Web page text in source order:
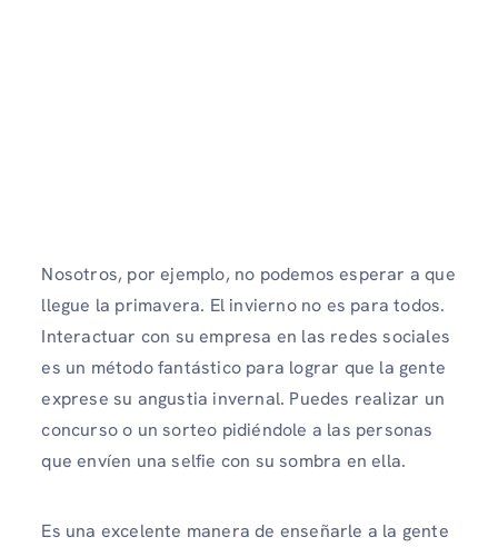
Nosotros, por ejemplo, no podemos esperar a que
llegue la primavera. El invierno no es para todos.
Interactuar con su empresa en las redes sociales
es un método fantástico para lograr que la gente
exprese su angustia invernal. Puedes realizar un
concurso o un sorteo pidiéndole a las personas
que envíen una selfie con su sombra en ella.
Es una excelente manera de enseñarle a la gente